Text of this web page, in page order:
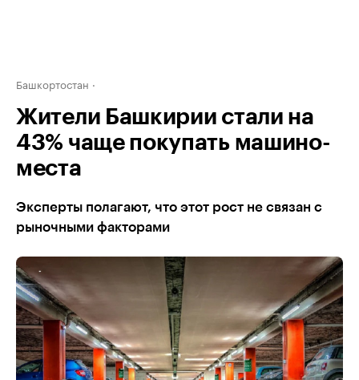
Башкортостан
Жители Башкирии стали на
43% чаще покупать машино-
места
Эксперты полагают, что этот рост не связан с
рыночными факторами